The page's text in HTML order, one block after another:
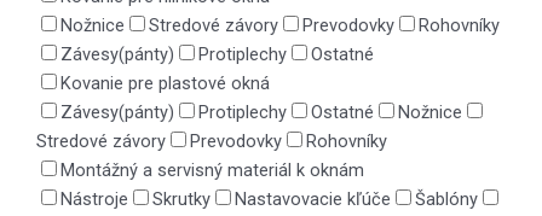
Nožnice
Stredové závory Prevodovky
Rohovníky
Závesy(pánty)
Protiplechy
Ostatné
Kovanie pre plastové okná
Závesy(pánty)
Protiplechy Ostatné
Nožnice
Stredové závory
Prevodovky
Rohovníky
Montážný a servisný materiál k oknám
Nástroje
Skrutky Nastavovacie kľúče
Šablóny